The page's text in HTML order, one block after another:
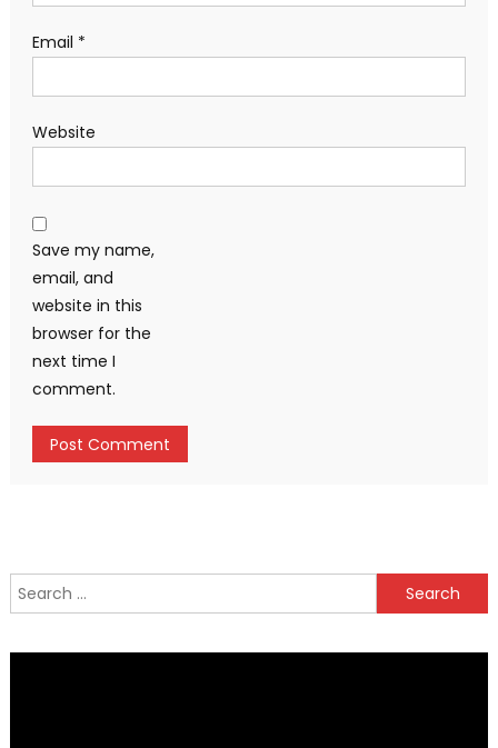
Email *
Website
Save my name,
email, and
website in this
browser for the
next time I
comment.
Search
for: